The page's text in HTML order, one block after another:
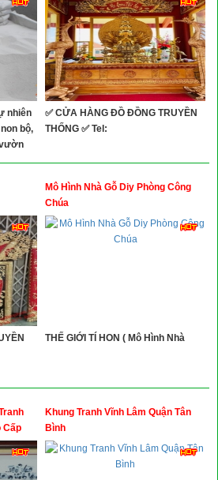
nhiên
bộ,
..bia
✅ CỬA HÀNG ĐỒ ĐỒNG TRUYỀN
THỐNG ✅ Tel:
Mô Hình Nhà Gỗ Diy Phòng Công
Chúa
THẾ GIỚI TÍ HON ( Mô Hình Nhà
Cấp
Khung Tranh Vĩnh Lâm Quận Tân
Bình